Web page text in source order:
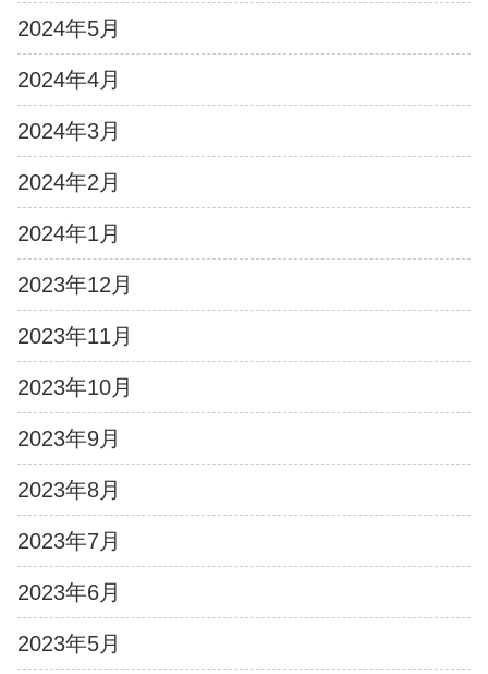
2024年5月
2024年4月
2024年3月
2024年2月
2024年1月
2023年12月
2023年11月
2023年10月
2023年9月
2023年8月
2023年7月
2023年6月
2023年5月